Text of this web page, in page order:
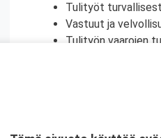
Tulityöt
Vastuut ja
Tulityön vaarojen
Tulityökortti on